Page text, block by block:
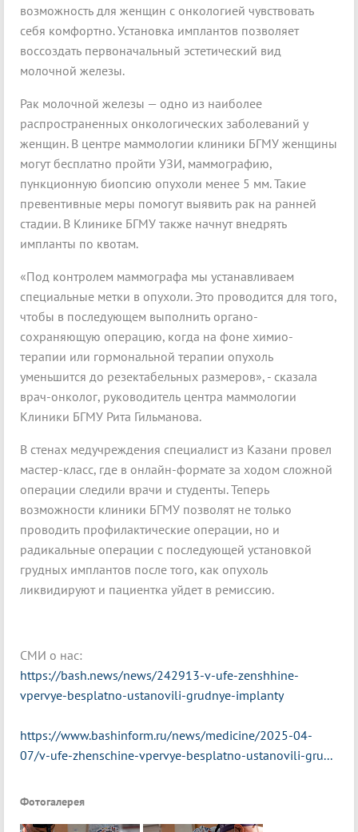
возможность для женщин с онкологией чувствовать
себя комфортно. Установка имплантов позволяет
воссоздать первоначальный эстетический вид
молочной железы.
Рак молочной железы — одно из наиболее
распространенных онкологических заболеваний у
женщин. В центре маммологии клиники БГМУ женщины
могут бесплатно пройти УЗИ, маммографию,
пункционную биопсию опухоли менее 5 мм. Такие
превентивные меры помогут выявить рак на ранней
стадии. В Клинике БГМУ также начнут внедрять
импланты по квотам.
«Под контролем маммографа мы устанавливаем
специальные метки в опухоли. Это проводится для того,
чтобы в последующем выполнить органо-
сохраняющую операцию, когда на фоне химио-
терапии или гормональной терапии опухоль
уменьшится до резектабельных размеров», - сказала
врач-онколог, руководитель центра маммологии
Клиники БГМУ Рита Гильманова.
В стенах медучреждения специалист из Казани провел
мастер-класс, где в онлайн-формате за ходом сложной
операции следили врачи и студенты. Теперь
возможности клиники БГМУ позволят не только
проводить профилактические операции, но и
радикальные операции с последующей установкой
грудных имплантов после того, как опухоль
ликвидируют и пациентка уйдет в ремиссию.
СМИ о нас:
https://bash.news/news/242913-v-ufe-zenshhine-
vpervye-besplatno-ustanovili-grudnye-implanty
https://www.bashinform.ru/news/medicine/2025-04-
07/v-ufe-zhenschine-vpervye-besplatno-ustanovili-gru...
Фотогалерея